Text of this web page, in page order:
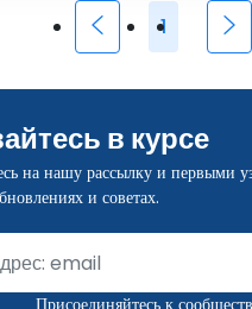
1
в курсе
на нашу рассылку и первыми
и советах.
Присоединяйтесь к